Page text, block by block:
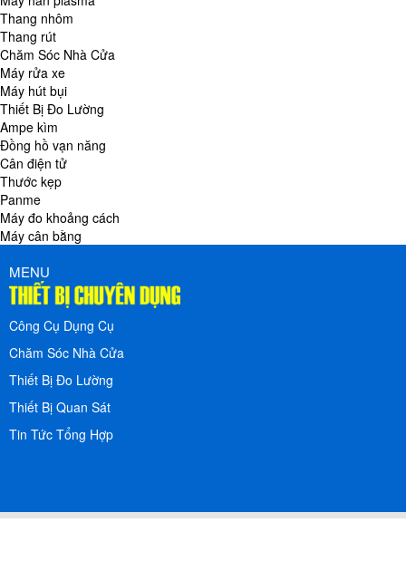
Thang nhôm
Thang rút
Chăm Sóc Nhà Cửa
Máy rửa xe
Máy hút bụi
Thiết Bị Đo Lường
Ampe kìm
Đồng hồ vạn năng
Cân điện tử
Thước kẹp
Panme
Máy đo khoảng cách
Máy cân bằng
MENU
Công Cụ Dụng Cụ
Chăm Sóc Nhà Cửa
Thiết Bị Đo Lường
Thiết Bị Quan Sát
Tin Tức Tổng Hợp